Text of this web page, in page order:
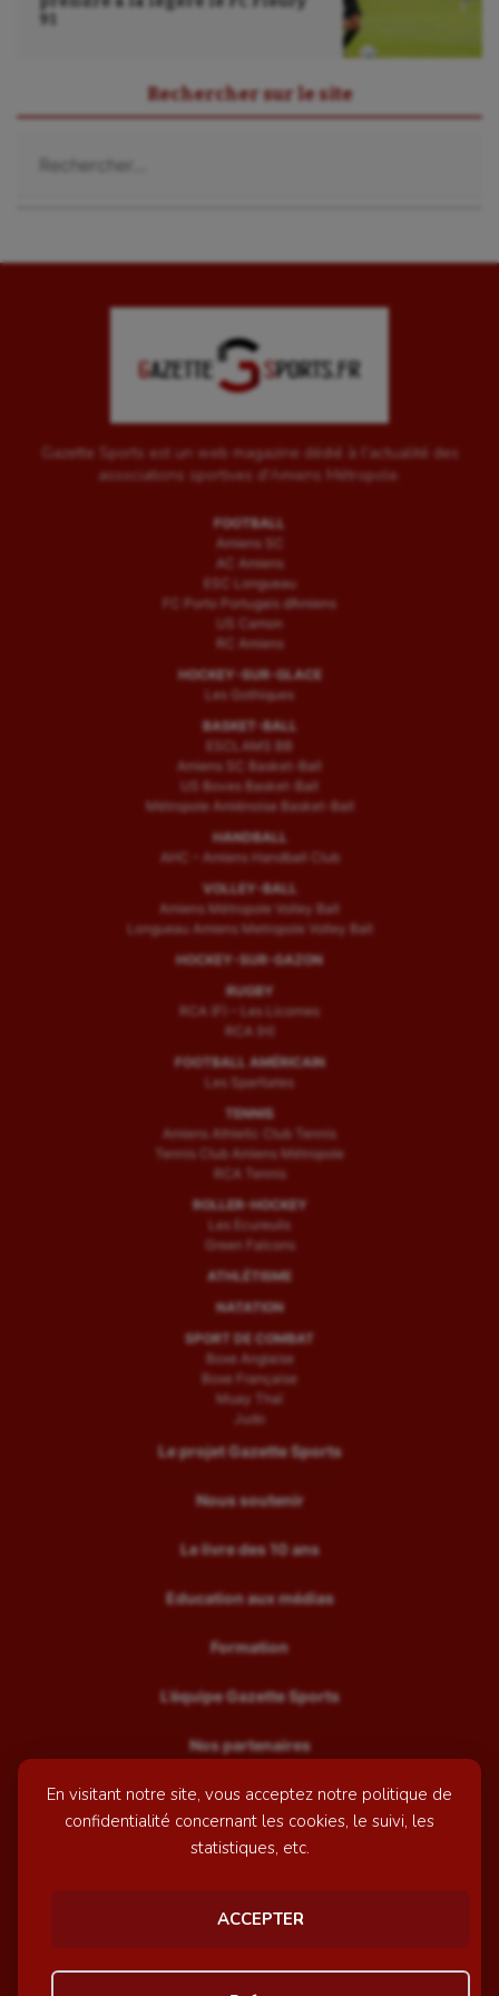
En visitant notre site, vous acceptez notre politique de
confidentialité concernant les cookies, le suivi, les
statistiques, etc.
ACCEPTER
Wakeboard
Water-polo
91
Rechercher sur le site
Gazette Sports est un web magazine dédié à l'actualité des
associations sportives d'Amiens Métropole.
FOOTBALL
Amiens SC
AC Amiens
ESC Longueau
FC Porto Portugais d’Amiens
US Camon
RC Amiens
HOCKEY-SUR-GLACE
Les Gothiques
BASKET-BALL
ESCLAMS BB
Amiens SC Basket-Ball
US Boves Basket-Ball
Métropole Amiénoise Basket-Ball
HANDBALL
AHC – Amiens Handball Club
VOLLEY-BALL
Amiens Métropole Volley Ball
Longueau Amiens Metropole Volley Ball
HOCKEY-SUR-GAZON
RUGBY
RCA (F) – Les Licornes
RCA (H)
FOOTBALL AMÉRICAIN
Les Spartiates
TENNIS
Amiens Athletic Club Tennis
Tennis Club Amiens Métropole
RCA Tennis
ROLLER-HOCKEY
Les Ecureuils
Green Falcons
ATHLÉTISME
NATATION
SPORT DE COMBAT
Boxe Anglaise
Boxe Française
Muay Thaï
Judo
Le projet Gazette Sports
Nous soutenir
Le livre des 10 ans
Education aux médias
Formation
L’équipe Gazette Sports
Nos partenaires
Recrutement
Mentions légales
© GazetteSports - 2026 | Site internet réalisé par